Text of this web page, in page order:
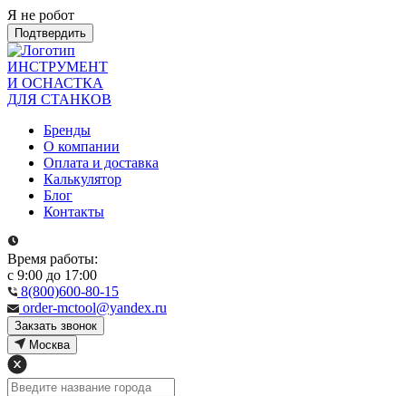
Я не робот
Подтвердить
ИНСТРУМЕНТ
И ОСНАСТКА
ДЛЯ СТАНКОВ
Бренды
О компании
Оплата и доставка
Калькулятор
Блог
Контакты
Время работы:
с 9:00 до 17:00
8(800)600-80-15
order-mctool@yandex.ru
Закзать звонок
Москва